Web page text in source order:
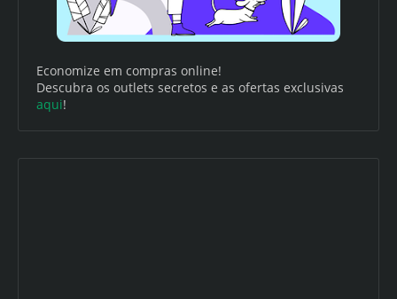
Economize em compras online!
Descubra os outlets secretos e as ofertas exclusivas
aqui!